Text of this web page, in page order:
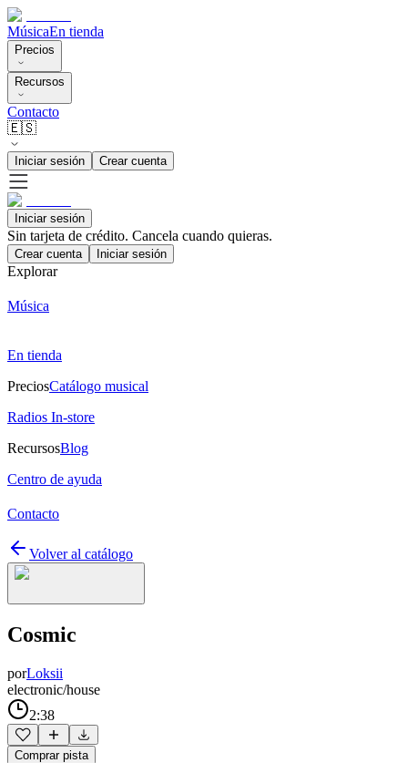
MúsicaEn tienda
Precios
Recursos
Contacto
🇪🇸
Iniciar sesión Crear cuenta
Iniciar sesión
Sin tarjeta de crédito. Cancela cuando quieras.
Crear cuenta Iniciar sesión
Explorar
Música
En tienda
PreciosCatálogo musical
Radios In-store
RecursosBlog
Centro de ayuda
Contacto
Volver al catálogo
Cosmic
porLoksii
electronic/house
2:38
Comprar pista